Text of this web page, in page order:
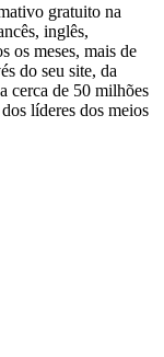
gratuito na
inglês,
os meses, mais de
do seu site, da
cerca de 50 milhões
líderes dos meios